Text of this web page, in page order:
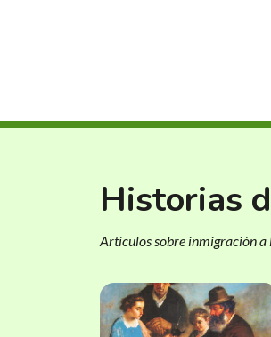
Historias
Artículos sobre inmigración a